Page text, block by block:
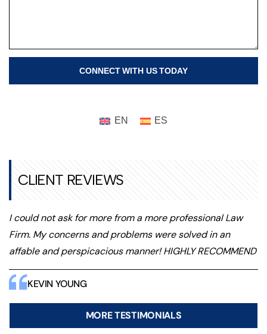
CLIENT REVIEWS
I could not ask for more from a more professional Law
Firm. My concerns and problems were solved in an
affable and perspicacious manner! HIGHLY RECOMMEND
KEVIN YOUNG
MORE TESTIMONIALS